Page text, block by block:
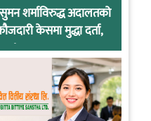
शर्माविरुद्ध अदालतको
केसमा मुद्धा दर्ता,
!